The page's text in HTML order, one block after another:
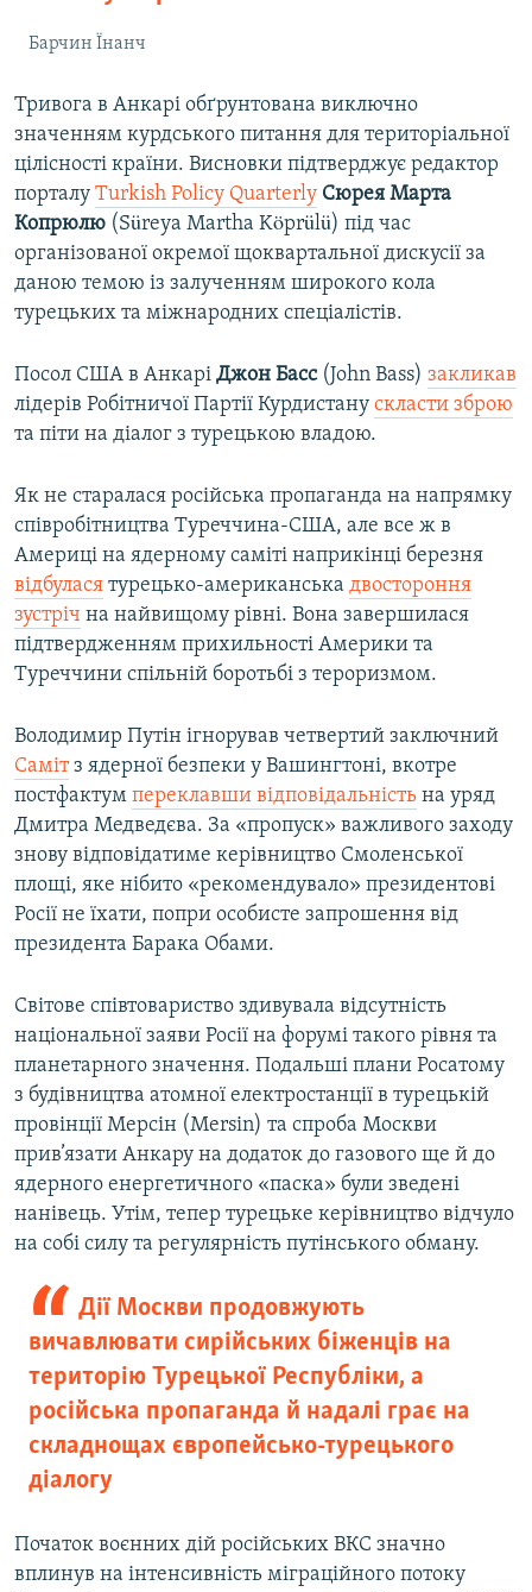
Барчин Їнанч
Тривога в Анкарі обґрунтована виключно
значенням курдського питання для територіальної
цілісності країни. Висновки підтверджує редактор
порталу Turkish Policy Quarterly Сюрея Марта
Копрюлю (Süreya Martha Köprülü) під час
організованої окремої щоквартальної дискусії за
даною темою із залученням широкого кола
турецьких та міжнародних спеціалістів.
Посол США в Анкарі Джон Басс(John Bass) закликав
лідерів Робітничої Партії Курдистану скласти зброю
та піти на діалог з турецькою владою.
Як не старалася російська пропаганда на напрямку
співробітництва Туреччина-США, але все ж в
Америці на ядерному саміті наприкінці березня
відбулася турецько-американська двостороння
зустріч на найвищому рівні. Вона завершилася
підтвердженням прихильності Америки та
Туреччини спільній боротьбі з тероризмом.
Володимир Путін ігнорував четвертий заключний
Самітз ядерної безпеки у Вашингтоні, вкотре
постфактум переклавши відповідальність на уряд
Дмитра Медведєва. За «пропуск» важливого заходу
знову відповідатиме керівництво Смоленської
площі, яке нібито «рекомендувало» президентові
Росії не їхати, попри особисте запрошення від
президента Барака Обами.
Світове співтовариство здивувала відсутність
національної заяви Росії на форумі такого рівня та
планетарного значення. Подальші плани Росатому
з будівництва атомної електростанції в турецькій
провінції Мерсін (Mersin) та спроба Москви
прив’язати Анкару на додаток до газового ще й до
ядерного енергетичного «паска» були зведені
нанівець. Утім, тепер турецьке керівництво відчуло
на собі силу та регулярність путінського обману.
Дії Москви продовжують
вичавлювати сирійських біженців на
територію Турецької Республіки, а
російська пропаганда й надалі грає на
складнощах європейсько-турецького
діалогу
Початок воєнних дій російських ВКС значно
вплинув на інтенсивність міграційного потоку